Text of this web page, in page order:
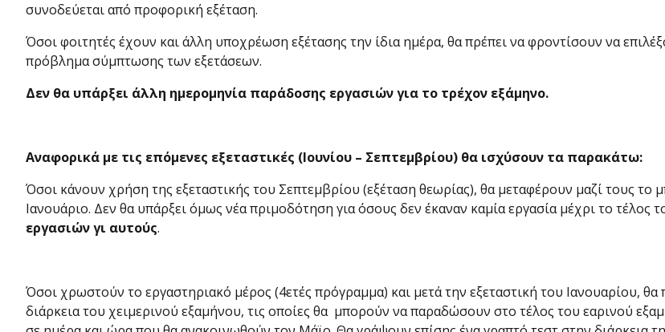
συνοδεύεται από προφορική εξέταση.
Όσοι φοιτητές έχουν και άλλη υποχρέωση εξέτασης την ίδια ημέρα, θα πρέπει να φροντίσουν να
πρόβλημα σύμπτωσης των εξετάσεων.
Δεν θα υπάρξει άλλη ημερομηνία παράδοσης εργασιών για το τρέχον εξάμηνο.
Αναφορικά με τις επόμενες εξεταστικές (Ιουνίου – Σεπτεμβρίου) θα ισχύσουν τα παρακάτω:
Όσοι κάνουν χρήση της εξεταστικής του Σεπτεμβρίου (εξέταση θεωρίας), θα μεταφέρουν μαζί τους
Ιανουάριο. Δεν θα υπάρξει όμως νέα πριμοδότηση για όσους δεν έκαναν καμία εργασία μέχρι το τέλος
εργασιών γι αυτούς.
Όσοι χρωστούν το εργαστηριακό μέρος (4ετές πρόγραμμα) και μετά την εξεταστική του Ιανουαρίου, θα
διάρκεια του χειμερινού εξαμήνου, τις οποίες θα μπορούν να παραδώσουν στο τέλος του εαρινού